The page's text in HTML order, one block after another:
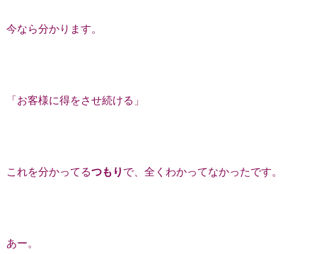
今なら分かります。
「お客様に得をさせ続ける」
これを分かってるつもり で、全くわかってなかったです。
あー。